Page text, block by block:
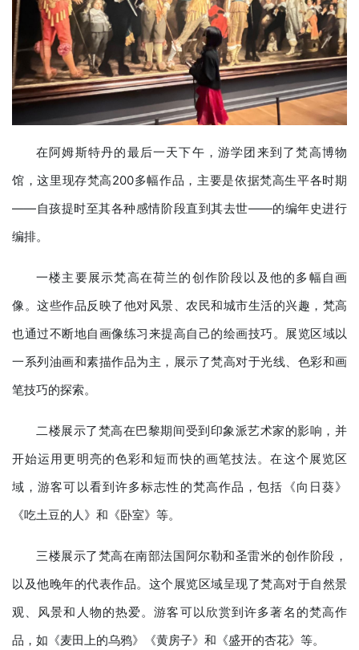
在阿姆斯特丹的最后一天下午，游学团来到了梵高博物
馆，这里现存梵高200多幅作品，主要是依据梵高生平各时期
——自孩提时至其各种感情阶段直到其去世——的编年史进行
编排。
一楼主要展示梵高在荷兰的创作阶段以及他的多幅自画
像。这些作品反映了他对风景、农民和城市生活的兴趣，梵高
也通过不断地自画像练习来提高自己的绘画技巧。展览区域以
一系列油画和素描作品为主，展示了梵高对于光线、色彩和画
笔技巧的探索。
二楼展示了梵高在巴黎期间受到印象派艺术家的影响，并
开始运用更明亮的色彩和短而快的画笔技法。在这个展览区
域，游客可以看到许多标志性的梵高作品，包括《向日葵》
《吃土豆的人》和《卧室》等。
三楼展示了梵高在南部法国阿尔勒和圣雷米的创作阶段，
以及他晚年的代表作品。这个展览区域呈现了梵高对于自然景
观、风景和人物的热爱。游客可以欣赏到许多著名的梵高作
品，如《麦田上的乌鸦》《黄房子》和《盛开的杏花》等。